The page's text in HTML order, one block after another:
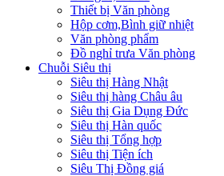
Thiết bị Văn phòng
Hộp cơm,Bình giữ nhiệt
Văn phòng phẩm
Đồ nghỉ trưa Văn phòng
Chuỗi Siêu thị
Siêu thị Hàng Nhật
Siêu thị hàng Châu âu
Siêu thị Gia Dụng Đức
Siêu thị Hàn quốc
Siêu thị Tổng hợp
Siêu thị Tiện ích
Siêu Thị Đồng giá